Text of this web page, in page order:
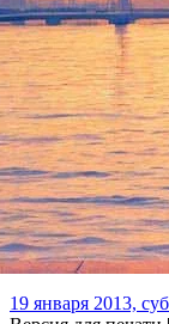
Концерт
колесо
For The
19 января 2013,